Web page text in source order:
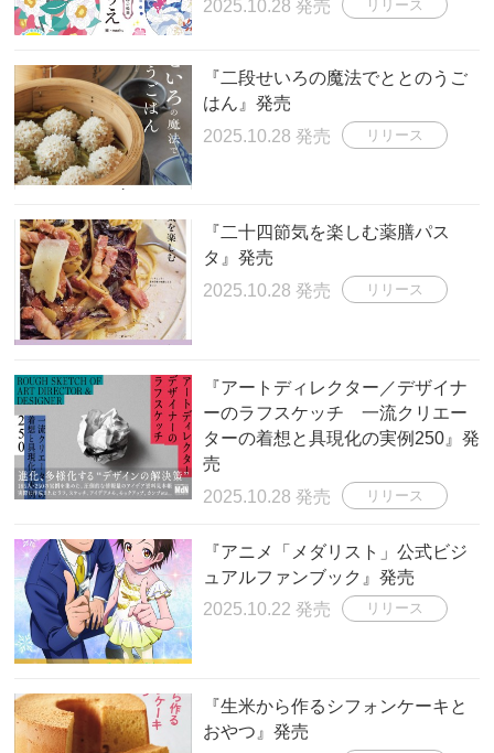
2025.10.28 発売
リリース
『二段せいろの魔法でととのうご
はん』発売
2025.10.28 発売
リリース
『二十四節気を楽しむ薬膳パス
タ』発売
2025.10.28 発売
リリース
『アートディレクター／デザイナ
ーのラフスケッチ 一流クリエー
ターの着想と具現化の実例250』発
売
2025.10.28 発売
リリース
『アニメ「メダリスト」公式ビジ
ュアルファンブック』発売
2025.10.22 発売
リリース
『生米から作るシフォンケーキと
おやつ』発売